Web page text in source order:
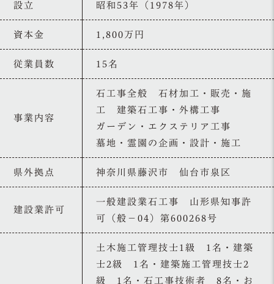
設立 昭和53年（1978年）
資本金 1,800万円
従業員数 15名
事業内容
石工事全般 石材加工・販売・施
工 建築石工事・外構工事
ガーデン・エクステリア工事
墓地・霊園の企画・設計・施工
県外拠点 神奈川県藤沢市 仙台市泉区
建設業許可
一般建設業石工事 山形県知事許
可（般－04）第600268号
土木施工管理技士1級 1名・建築
士2級 1名・建築施工管理技士2
級 1名・石工事技術者 8名・お